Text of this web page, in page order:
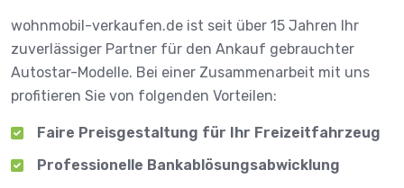
wohnmobil-verkaufen.de ist seit über 15 Jahren Ihr
zuverlässiger Partner für den Ankauf gebrauchter
Autostar-Modelle. Bei einer Zusammenarbeit mit uns
profitieren Sie von folgenden Vorteilen:
Faire Preisgestaltung für Ihr Freizeitfahrzeug
Professionelle Bankablösungsabwicklung